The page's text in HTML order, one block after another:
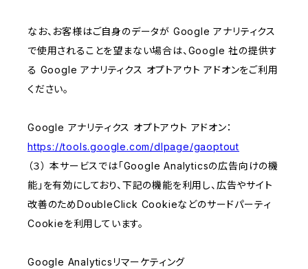
なお、お客様はご自身のデータが Google アナリティクス
で使用されることを望まない場合は、Google 社の提供す
る Google アナリティクス オプトアウト アドオンをご利用
ください。
Google アナリティクス オプトアウト アドオン：
https://tools.google.com/dlpage/gaoptout
（３） 本サービスでは「Google Analyticsの広告向けの機
能」を有効にしており、下記の機能を利用し、広告やサイト
改善のためDoubleClick Cookieなどのサードパーティ
Cookieを利用しています。
Google Analyticsリマーケティング